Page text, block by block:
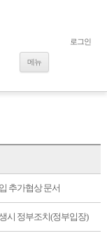
메뉴
로그인
추가협상 문서
시 정부조치(정부입장)